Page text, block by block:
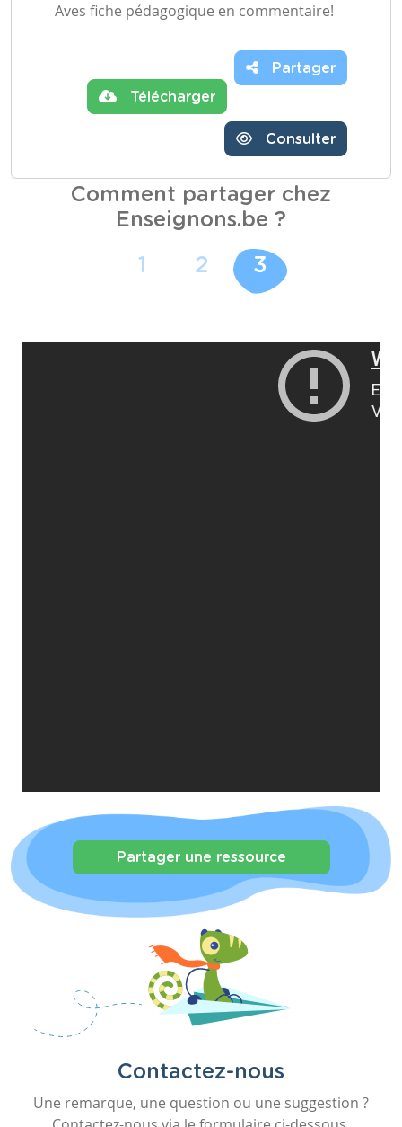
Aves fiche pédagogique en commentaire!
Télécharger
Partager
Consulter
Comment partager chez
Enseignons.be ?
1 2 3
Partager une ressource
Contactez-nous
Une remarque, une question ou une suggestion ?